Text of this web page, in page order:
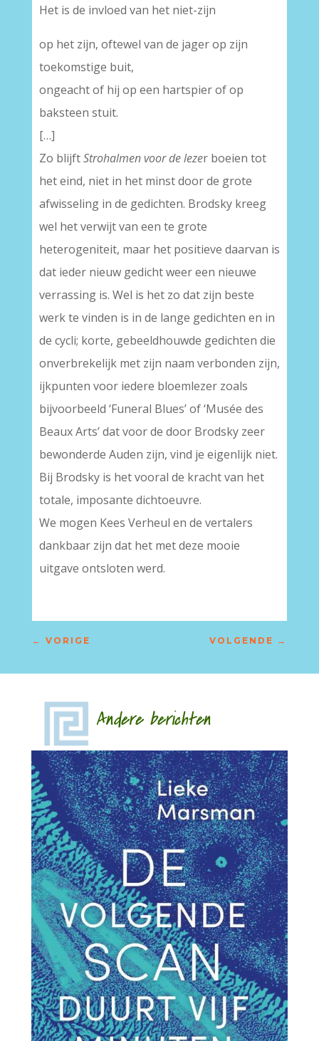
Het is de invloed van het niet-zijn
op het zijn, oftewel van de jager op zijn
toekomstige buit,
ongeacht of hij op een hartspier of op
baksteen stuit.
[…]
Zo blijftStrohalmen voor de lezer boeien tot
het eind, niet in het minst door de grote
afwisseling in de gedichten. Brodsky kreeg
wel het verwijt van een te grote
heterogeniteit, maar het positieve daarvan is
dat ieder nieuw gedicht weer een nieuwe
verrassing is. Wel is het zo dat zijn beste
werk te vinden is in de lange gedichten en in
de cycli; korte, gebeeldhouwde gedichten die
onverbrekelijk met zijn naam verbonden zijn,
ijkpunten voor iedere bloemlezer zoals
bijvoorbeeld ‘Funeral Blues’ of ‘Musée des
Beaux Arts’ dat voor de door Brodsky zeer
bewonderde Auden zijn, vind je eigenlijk niet.
Bij Brodsky is het vooral de kracht van het
totale, imposante dichtoeuvre.
We mogen Kees Verheul en de vertalers
dankbaar zijn dat het met deze mooie
uitgave ontsloten werd.
← VORIGE VOLGENDE →
Andere berichten